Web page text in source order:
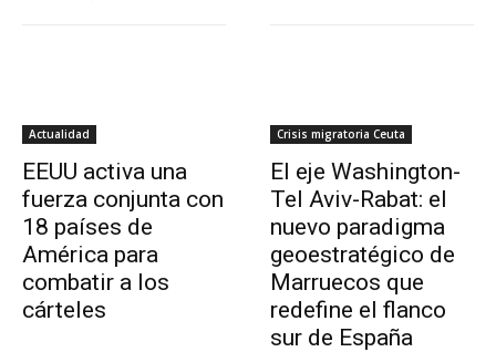
Actualidad
EEUU activa una
fuerza conjunta con
18 países de
América para
combatir a los
cárteles
Crisis migratoria Ceuta
El eje Washington-
Tel Aviv-Rabat: el
nuevo paradigma
geoestratégico de
Marruecos que
redefine el flanco
sur de España